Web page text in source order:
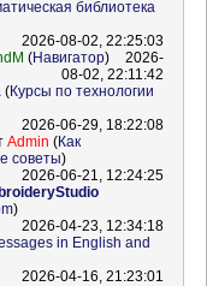
библиотека
2026-08-02, 22:25:03
(Навигатор)
2026-
08-02, 22:11:42
(Курсы по технологии
2026-06-29, 18:22:08
Admin (Как
советы)
2026-06-21, 12:24:25
)
2026-04-23, 12:34:18
in English and
2026-04-16, 21:23:01